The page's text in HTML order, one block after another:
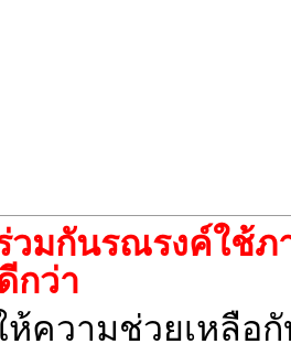
วมกันรณรงค์ใช้ภ
กว่า
ห้ความช่วยเหลือ